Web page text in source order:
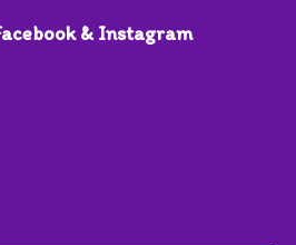
& Instagram